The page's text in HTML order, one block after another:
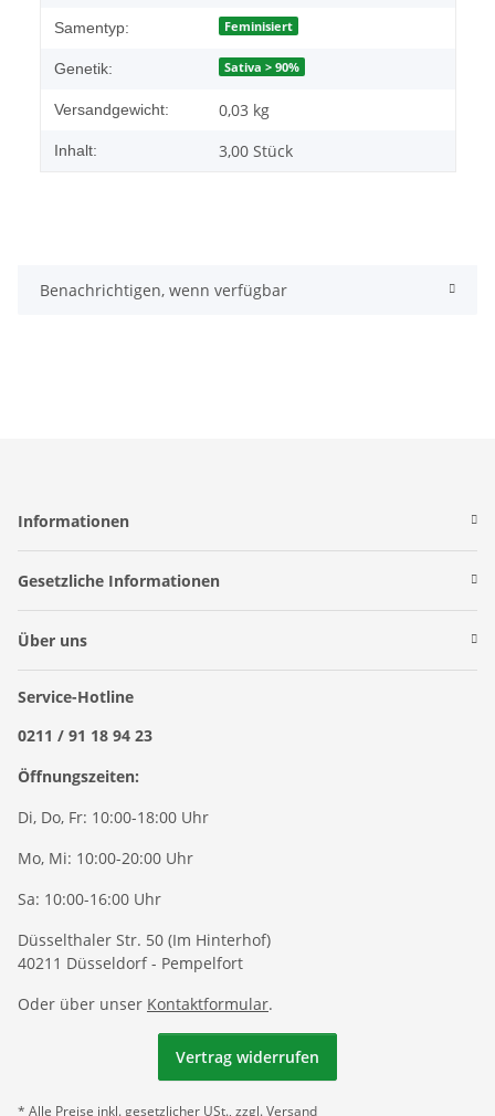
Samentyp: Feminisiert
Genetik: Sativa > 90%
Versandgewicht: 0,03 kg
Inhalt: 3,00 Stück
Benachrichtigen, wenn verfügbar
Informationen
Gesetzliche Informationen
Über uns
Service-Hotline
0211 / 91 18 94 23
Öffnungszeiten:
Di, Do, Fr: 10:00-18:00 Uhr
Mo, Mi: 10:00-20:00 Uhr
Sa: 10:00-16:00 Uhr
Düsselthaler Str. 50 (Im Hinterhof)
40211 Düsseldorf - Pempelfort
Oder über unser Kontaktformular.
Vertrag widerrufen
* Alle Preise inkl. gesetzlicher USt., zzgl.Versand